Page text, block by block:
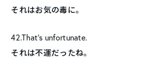
それはお気の毒に。
42.That’s unfortunate.
それは不運だったね。